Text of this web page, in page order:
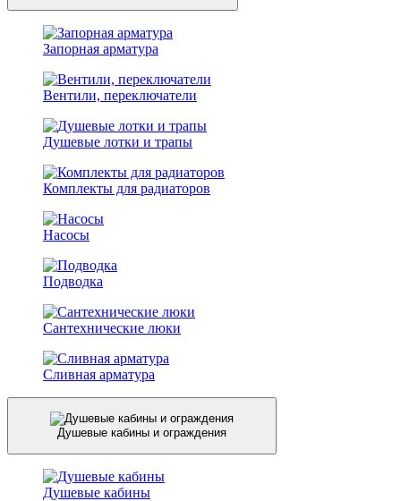
Запорная арматура
Вентили, переключатели
Душевые лотки и трапы
Комплекты для радиаторов
Насосы
Подводка
Сантехнические люки
Сливная арматура
Душевые кабины и ограждения
Душевые кабины